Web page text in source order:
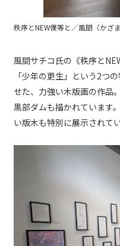
秩序とNEW僕等と／風間（かざ
風間サチコ氏の《秩序と
「少年の更生」という2つ
せた、力強い木版画の作品
黒部ダムも描かれています
い版木も特別に展示されて